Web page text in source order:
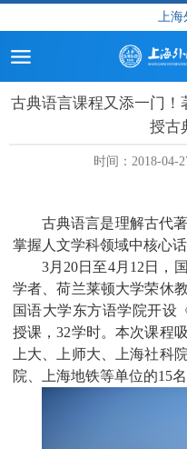
上海
古典语言课程又添一门
授古
时间：2018-04-
古典语言是理解古代
掌握人文学科领域中核心话
3月 20日至4月 12 日，
学者、荷兰莱顿大学荣休
国语大学东方语学院开设
授课，32学时。本次课程
上大、上师大、上海社科
院、上海地铁等单位的15